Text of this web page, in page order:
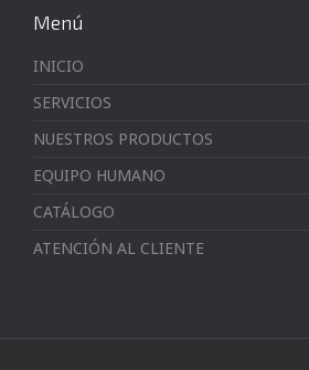
Menú
INICIO
SERVICIOS
NUESTROS PRODUCTOS
EQUIPO HUMANO
CATÁLOGO
ATENCIÓN AL CLIENTE